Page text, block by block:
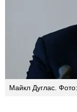
Майкл Дуглас.